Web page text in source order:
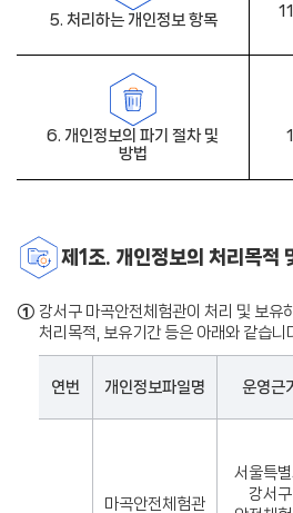
5. 처리하는 개인정보 항목
6. 개인정보의 파기 절차 및
방법
제1조. 개인정보의 처리목적
① 강서구 마곡안전체험관이 처리 및 보유
처리목적, 보유기간 등은 아래와 같습니
연번 개인정보파일명 운영근
마곡안전체험관
서울특별
강서구